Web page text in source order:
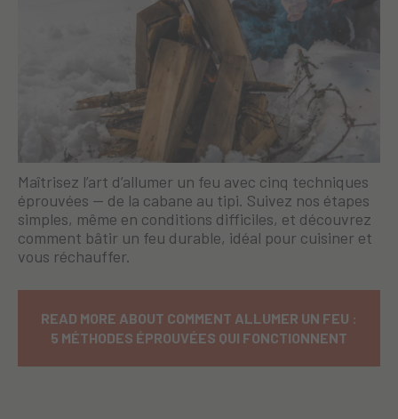
Maîtrisez l’art d’allumer un feu avec cinq techniques
éprouvées — de la cabane au tipi. Suivez nos étapes
simples, même en conditions difficiles, et découvrez
comment bâtir un feu durable, idéal pour cuisiner et
vous réchauffer.
READ MORE ABOUT COMMENT ALLUMER UN FEU :
5 MÉTHODES ÉPROUVÉES QUI FONCTIONNENT